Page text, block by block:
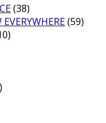
(38)
(59)